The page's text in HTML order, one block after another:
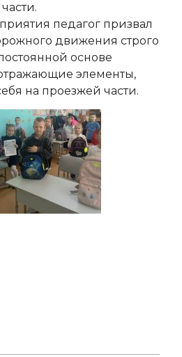
педагог призвал
движения строго
основе
элементы,
на проезжей части.